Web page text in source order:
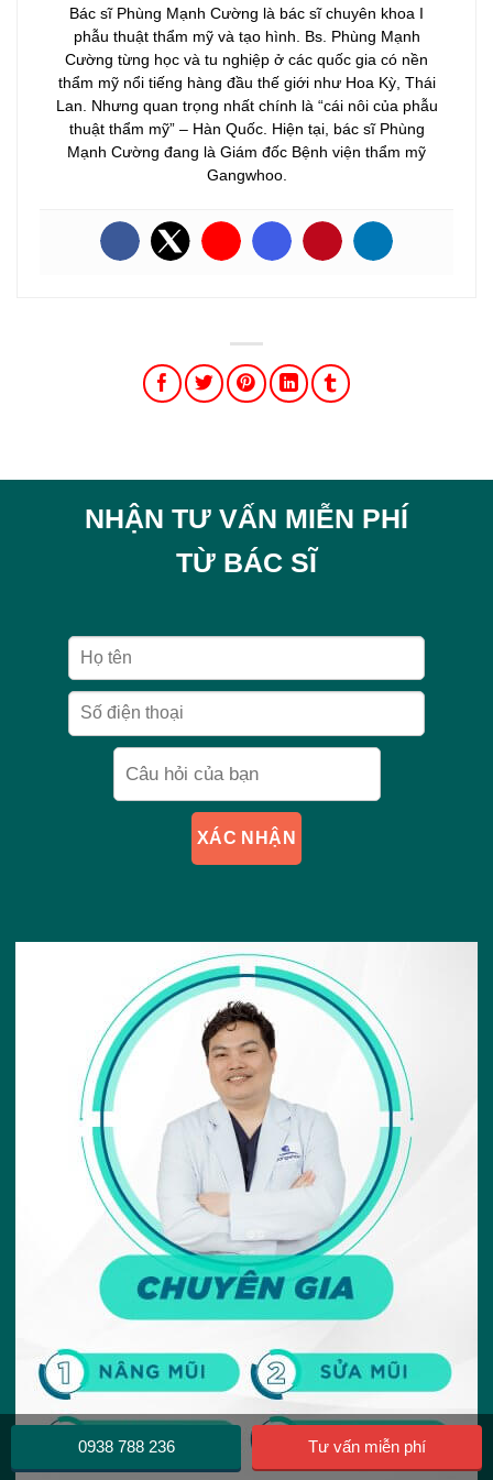
Bác sĩ Phùng Mạnh Cường là bác sĩ chuyên khoa I
phẫu thuật thẩm mỹ và tạo hình. Bs. Phùng Mạnh
Cường từng học và tu nghiệp ở các quốc gia có nền
thẩm mỹ nổi tiếng hàng đầu thế giới như Hoa Kỳ, Thái
Lan. Nhưng quan trọng nhất chính là “cái nôi của phẫu
thuật thẩm mỹ” – Hàn Quốc. Hiện tại, bác sĩ Phùng
Mạnh Cường đang là Giám đốc Bệnh viện thẩm mỹ
Gangwhoo.
NHẬN TƯ VẤN MIỄN PHÍ
TỪ BÁC SĨ
XÁC NHẬN
0938 788 236 Tư vấn miễn phí